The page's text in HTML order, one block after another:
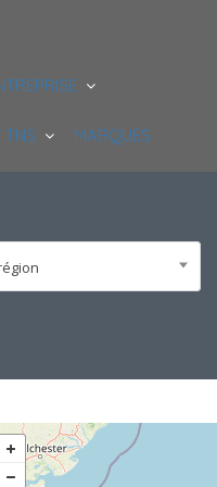
TNS MARQUES